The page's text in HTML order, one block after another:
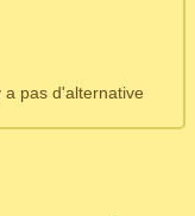
pas d'alternative